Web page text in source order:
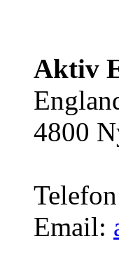
Aktiv
4800
Email: